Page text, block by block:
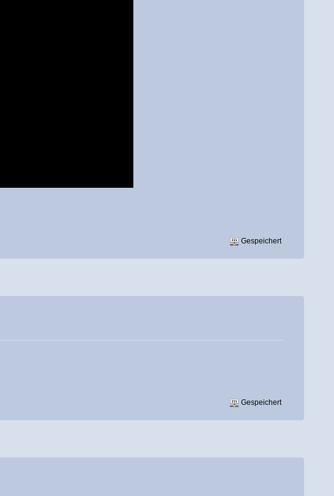
Gespeichert
Gespeichert